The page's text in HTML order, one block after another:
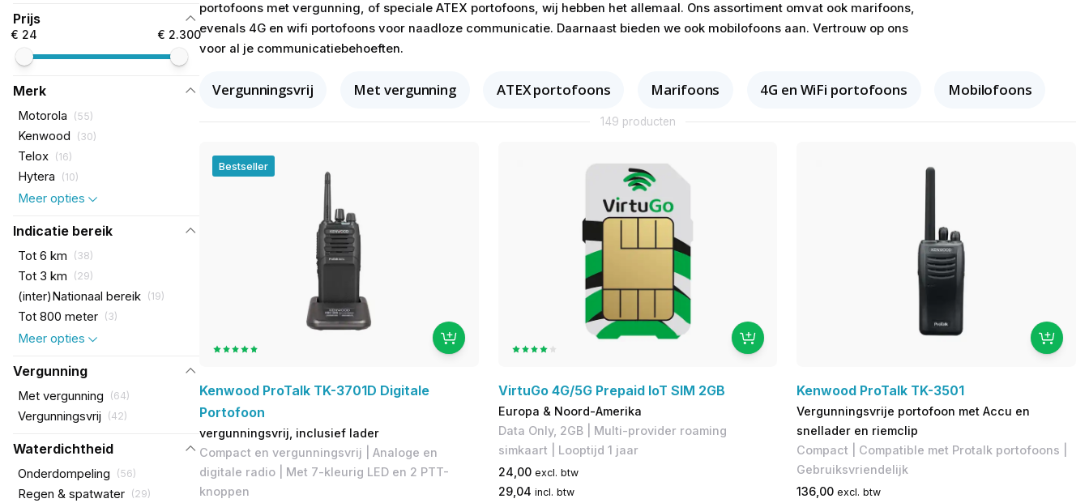
Prijs
€ 24 € 2.300
Merk
Motorola (55)
Kenwood (30)
Telox (16)
Hytera (10)
Meer opties
Indicatie bereik
Tot 6 km (38)
Tot 3 km (29)
(inter)Nationaal bereik (19)
Tot 800 meter (3)
Meer opties
Vergunning
Met vergunning (64)
Vergunningsvrij (42)
Waterdichtheid
Onderdompeling (56)
Regen & spatwater (29)
portofoons met vergunning, of speciale ATEX portofoons, wij hebben het allemaal. Ons assortiment omvat ook marifoons,
evenals 4G en wifi portofoons voor naadloze communicatie. Daarnaast bieden we ook mobilofoons aan. Vertrouw op ons
voor al je communicatiebehoeften.
Vergunningsvrij Met vergunning ATEX portofoons Marifoons 4G en WiFi portofoons Mobilofoons
149 producten
Bestseller
Kenwood ProTalk TK-3701D Digitale
Portofoon
vergunningsvrij, inclusief lader
Compact en vergunningsvrij | Analoge en
digitale radio | Met 7-kleurig LED en 2 PTT-
knoppen
VirtuGo 4G/5G Prepaid IoT SIM 2GB
Europa & Noord-Amerika
Data Only, 2GB | Multi-provider roaming
simkaart | Looptijd 1 jaar
24,00 excl. btw
29,04 incl. btw
Kenwood ProTalk TK-3501
Vergunningsvrije portofoon met Accu en
snellader en riemclip
Compact | Compatible met Protalk portofoons |
Gebruiksvriendelijk
136,00 excl. btw